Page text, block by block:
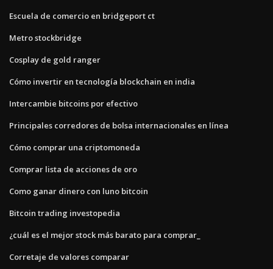
Escuela de comercio en bridgeport ct
Metro stockbridge
Cosplay de gold ranger
Cómo invertir en tecnología blockchain en india
Intercambie bitcoins por efectivo
Principales corredores de bolsa internacionales en línea
Cómo comprar una criptomoneda
Comprar lista de acciones de oro
Como ganar dinero con luno bitcoin
Bitcoin trading investopedia
¿cuál es el mejor stock más barato para comprar_
Corretaje de valores comparar